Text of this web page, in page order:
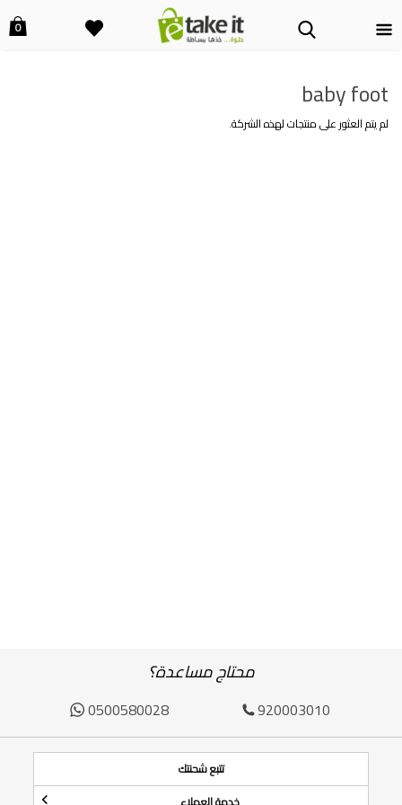
0
baby foot
لم يتم العثور على منتجات لهذه الشركة.
محتاج مساعدة؟
920003010
0500580028
تتبع شحنتك